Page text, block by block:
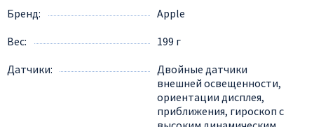
Бренд
Apple
Вес
199 г
Датчики
Двойные датчики
внешней освещенности,
ориентации дисплея,
приближения, гироскоп с